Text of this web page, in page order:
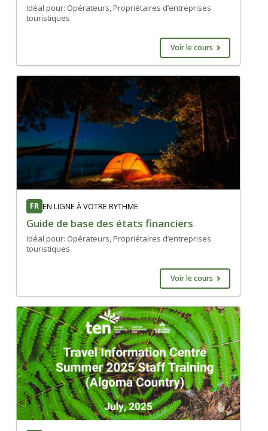
Idéal pour: Opérateurs, Propriétaires d’entreprises
touristiques
Voir le cours
FR EN LIGNE À VOTRE RYTHME
Guide de base des états financiers
Idéal pour: Opérateurs, Propriétaires d’entreprises
touristiques
Voir le cours